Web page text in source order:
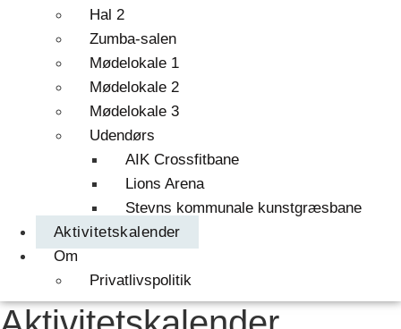
Hal 2
Zumba-salen
Mødelokale 1
Mødelokale 2
Mødelokale 3
Udendørs
AIK Crossfitbane
Lions Arena
Stevns kommunale kunstgræsbane
Aktivitetskalender
Om
Privatlivspolitik